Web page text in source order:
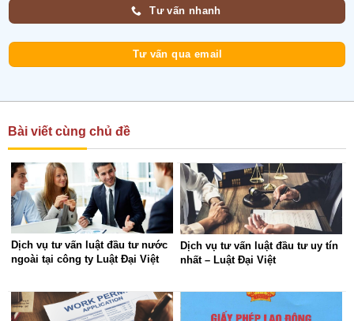
Tư vấn nhanh
Tư vấn qua email
Bài viết cùng chủ đề
Dịch vụ tư vấn luật đầu tư nước
ngoài tại công ty Luật Đại Việt
Dịch vụ tư vấn luật đầu tư uy tín
nhất – Luật Đại Việt